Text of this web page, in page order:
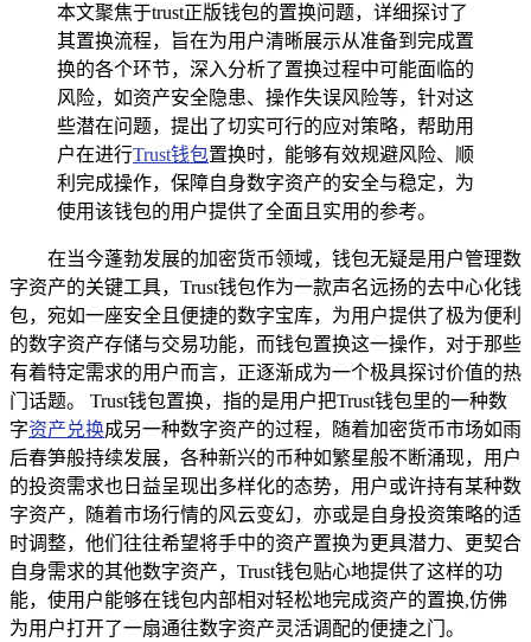
本文聚焦于trust正版钱包的置换问题，详细探讨了
其置换流程，旨在为用户清晰展示从准备到完成置
换的各个环节，深入分析了置换过程中可能面临的
风险，如资产安全隐患、操作失误风险等，针对这
些潜在问题，提出了切实可行的应对策略，帮助用
户在进行Trust钱包置换时，能够有效规避风险、顺
利完成操作，保障自身数字资产的安全与稳定，为
使用该钱包的用户提供了全面且实用的参考。
在当今蓬勃发展的加密货币领域，钱包无疑是用户管理数
字资产的关键工具，Trust钱包作为一款声名远扬的去中心化钱
包，宛如一座安全且便捷的数字宝库，为用户提供了极为便利
的数字资产存储与交易功能，而钱包置换这一操作，对于那些
有着特定需求的用户而言，正逐渐成为一个极具探讨价值的热
门话题。 Trust钱包置换，指的是用户把Trust钱包里的一种数
字资产兑换成另一种数字资产的过程，随着加密货币市场如雨
后春笋般持续发展，各种新兴的币种如繁星般不断涌现，用户
的投资需求也日益呈现出多样化的态势，用户或许持有某种数
字资产，随着市场行情的风云变幻，亦或是自身投资策略的适
时调整，他们往往希望将手中的资产置换为更具潜力、更契合
自身需求的其他数字资产，Trust钱包贴心地提供了这样的功
能，使用户能够在钱包内部相对轻松地完成资产的置换,仿佛
为用户打开了一扇通往数字资产灵活调配的便捷之门。